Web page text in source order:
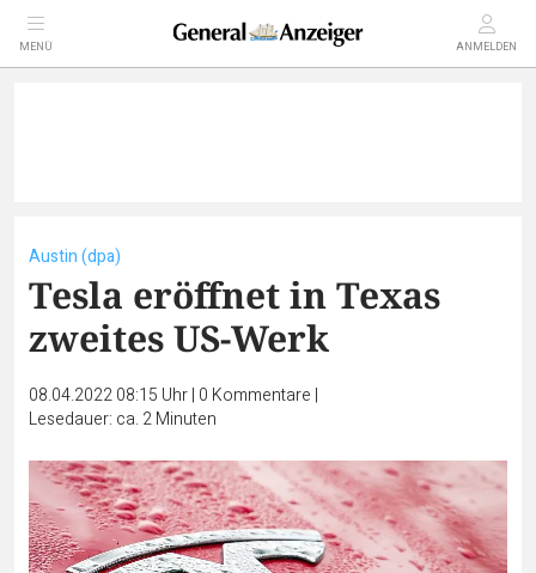
MENÜ ANMELDEN
Austin (dpa)
Tesla eröffnet in Texas
zweites US-Werk
08.04.2022 08:15 Uhr| 0 Kommentare |
Lesedauer: ca. 2 Minuten